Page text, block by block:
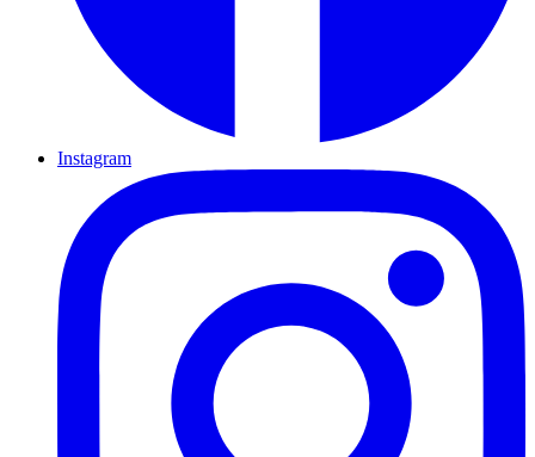
Instagram